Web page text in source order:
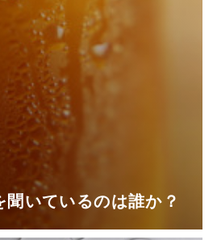
いているのは誰か？